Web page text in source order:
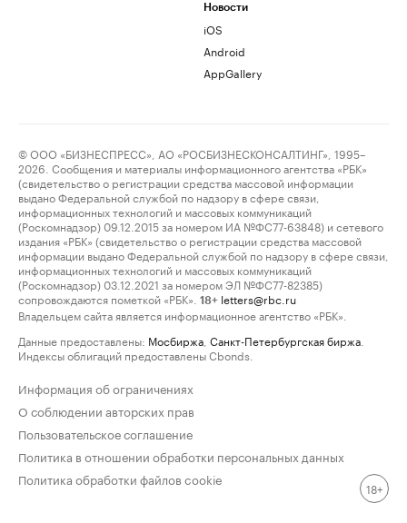
Новости
iOS
Android
AppGallery
© ООО «БИЗНЕСПРЕСС», АО «РОСБИЗНЕСКОНСАЛТИНГ», 1995–
2026. Сообщения и материалы информационного агентства «РБК»
(свидетельство о регистрации средства массовой информации
выдано Федеральной службой по надзору в сфере связи,
информационных технологий и массовых коммуникаций
(Роскомнадзор) 09.12.2015 за номером ИА №ФС77-63848) и сетевого
издания «РБК» (свидетельство о регистрации средства массовой
информации выдано Федеральной службой по надзору в сфере связи,
информационных технологий и массовых коммуникаций
(Роскомнадзор) 03.12.2021 за номером ЭЛ №ФС77-82385)
сопровождаются пометкой «РБК».
18+ letters@rbc.ru
Владельцем сайта является информационное агентство «РБК».
Данные предоставлены: Мосбиржа Санкт-Петербургская биржа
Индексы облигаций предоставлены Cbonds.
Информация об ограничениях
О соблюдении авторских прав
Пользовательское соглашение
Политика в отношении обработки персональных данных
Политика обработки файлов cookie
18+